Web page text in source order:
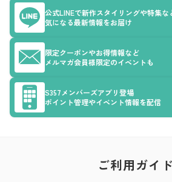
公式LINEで新作スタイリングや特集な
気になる最新情報をお届け
限定クーポンやお得情報など
メルマガ会員様限定のイベントも
S357メンバーズアプリ登場
ポイント管理やイベント情報を配信
ご利用ガイド